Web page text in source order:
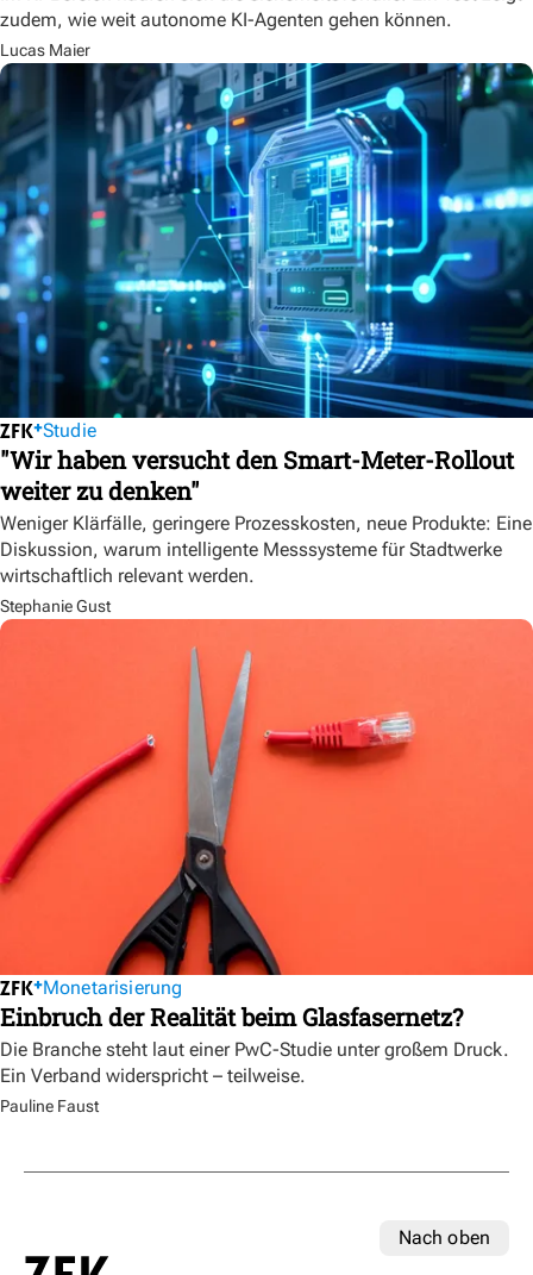
zudem, wie weit autonome KI-Agenten gehen können.
Lucas Maier
Studie
"Wir haben versucht den Smart-Meter-Rollout
weiter zu denken"
Weniger Klärfälle, geringere Prozesskosten, neue Produkte: Eine
Diskussion, warum intelligente Messsysteme für Stadtwerke
wirtschaftlich relevant werden.
Stephanie Gust
Monetarisierung
Einbruch der Realität beim Glasfasernetz?
Die Branche steht laut einer PwC-Studie unter großem Druck.
Ein Verband widerspricht – teilweise.
Pauline Faust
Nach oben